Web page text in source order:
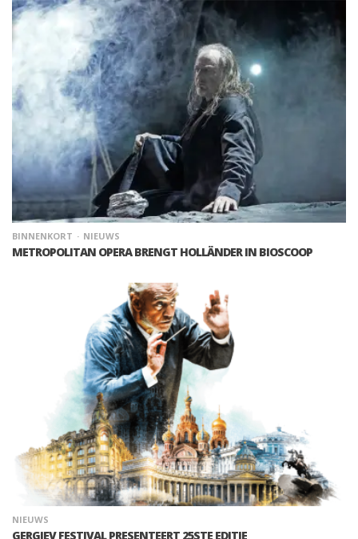
BINNENKORT NIEUWS
METROPOLITAN OPERA BRENGT HOLLÄNDER IN BIOSCOOP
NIEUWS
GERGIEV FESTIVAL PRESENTEERT 25STE EDITIE